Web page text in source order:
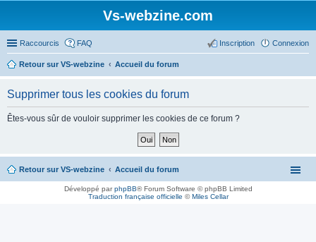
Vs-webzine.com
Raccourcis FAQ Connexion
Inscription
Retour sur VS-webzine Accueil du forum
Supprimer tous les cookies du forum
Êtes-vous sûr de vouloir supprimer les cookies de ce forum ?
Retour sur VS-webzine Accueil du forum
Développé parphpBB® Forum Software © phpBB Limited
Traduction française officielle ©Miles Cellar